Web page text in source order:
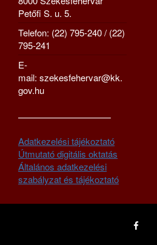
Petőfi S. u. 5.
Telefon: (22) 795-240 / (22)
795-241
E-
mail: szekesfehervar@kk.
gov.hu
—————————–
Adatkezelési tájékoztató
Útmutató digitális oktatás
Általános adatkezelési
szabályzat és tájékoztató